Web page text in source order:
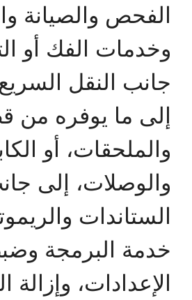
الفحص والصيانة
وخدمات الفك أو
جانب النقل
إلى ما يوفره من
والملحقات، أو
والوصلات، إلى
الستاندات
خدمة البرمجة
الإعدادات، وإزالة